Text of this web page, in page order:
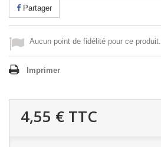
Partager
Aucun point de fidélité pour ce produit.
Imprimer
4,55 € TTC